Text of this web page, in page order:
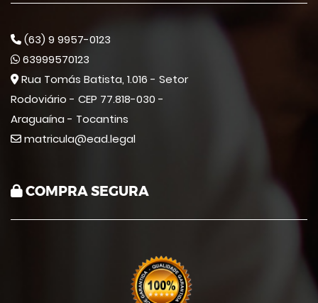
(63) 9 9957-0123
63999570123
Rua Tomás Batista, 1.016 - Setor
Rodoviário - CEP 77.818-030 -
Araguaína - Tocantins
matricula@ead.legal
COMPRA SEGURA